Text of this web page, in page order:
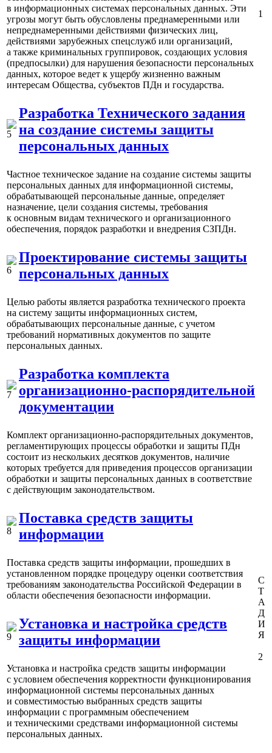
1
в информационных системах персональных данных. Эти
угрозы могут быть обусловлены преднамеренными или
непреднамеренными действиями физических лиц,
действиями зарубежных спецслужб или организаций,
а также криминальных группировок, создающих условия
(предпосылки) для нарушения безопасности персональных
данных, которое ведет к ущербу жизненно важным
интересам Общества, субъектов ПДн и государства.
Разработка Технического задания
на создание системы защиты
персональных данных
Частное техническое задание на создание системы защиты
персональных данных для информационной системы,
обрабатывающей персональные данные, определяет
назначение, цели создания системы, требования
к основным видам технического и организационного
обеспечения, порядок разработки и внедрения СЗПДн.
Проектирование системы защиты
персональных данных
Целью работы является разработка технического проекта
на систему защиты информационных систем,
обрабатывающих персональные данные, с учетом
требований нормативных документов по защите
персональных данных.
Разработка комплекта
организационно-распорядительной
документации
Комплект организационно-распорядительных документов,
регламентирующих процессы обработки и защиты ПДн
состоит из нескольких десятков документов, наличие
которых требуется для приведения процессов организации
обработки и защиты персональных данных в соответствие
с действующим законодательством.
Поставка средств защиты
информации
С
Т
А
Д
И
Я
2
Поставка средств защиты информации, прошедших в
установленном порядке процедуру оценки соответствия
требованиям законодательства Российской Федерации в
области обеспечения безопасности информации.
Установка и настройка средств
защиты информации
Установка и настройка средств защиты информации
с условием обеспечения корректности функционирования
информационной системы персональных данных
и совместимостью выбранных средств защиты
информации с программным обеспечением
и техническими средствами информационной системы
персональных данных.